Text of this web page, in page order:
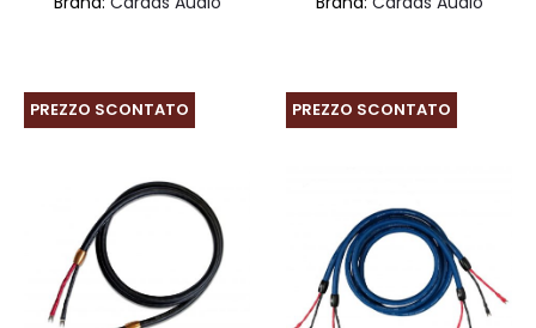
€7.596,00
PREZZO SCONTATO PREZZO SCONTATO